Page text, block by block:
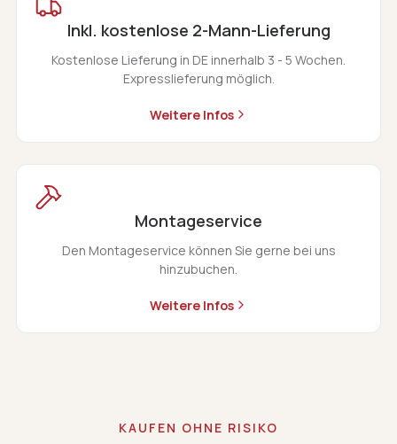
Inkl. kostenlose 2-Mann-Lieferung
Kostenlose Lieferung in DE innerhalb 3 - 5 Wochen.
Expresslieferung möglich.
Weitere Infos
Montageservice
Den Montageservice können Sie gerne bei uns
hinzubuchen.
Weitere Infos
KAUFEN OHNE RISIKO